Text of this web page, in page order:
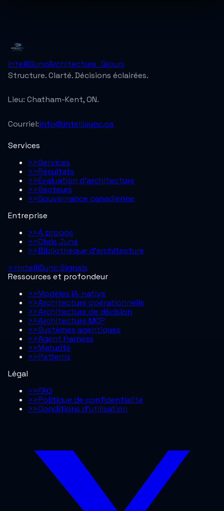
IntelliSyncArchitecture_Group
Structure. Clarté. Décisions éclairées.
Lieu: Chatham-Kent, ON.
Courriel:info@intellisync.ca
Services
>>Services
>>Résultats
>>Évaluation d’architecture
>>Secteurs
>>Gouvernance canadienne
Entreprise
>>À propos
>>Chris June
>>Bibliothèque d'architecture
>>IntelliSync Signals
Ressources et profondeur
>>Modèles IA-native
>>Architecture opérationnelle
>>Architecture de décision
>>Architecture MCP
>>Systèmes agentiques
>>Agent Harness
>>Maturité
>>Patterns
Légal
>>FAQ
>>Politique de confidentialité
>>Conditions d’utilisation